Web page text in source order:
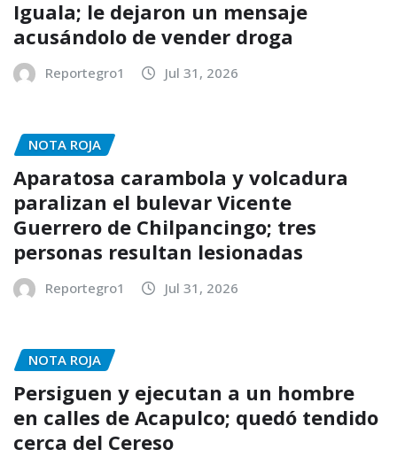
Iguala; le dejaron un mensaje
acusándolo de vender droga
Reportegro1 Jul 31, 2026
NOTA ROJA
Aparatosa carambola y volcadura
paralizan el bulevar Vicente
Guerrero de Chilpancingo; tres
personas resultan lesionadas
Reportegro1 Jul 31, 2026
NOTA ROJA
Persiguen y ejecutan a un hombre
en calles de Acapulco; quedó tendido
cerca del Cereso